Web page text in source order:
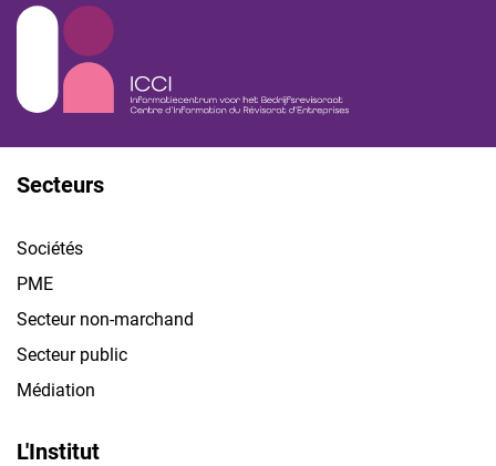
Secteurs
Sociétés
PME
Secteur non-marchand
Secteur public
Médiation
L'Institut